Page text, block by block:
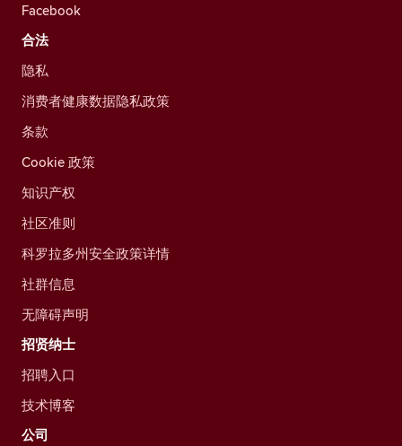
Facebook
合法
隐私
消费者健康数据隐私政策
条款
Cookie 政策
知识产权
社区准则
科罗拉多州安全政策详情
社群信息
无障碍声明
招贤纳士
招聘入口
技术博客
公司